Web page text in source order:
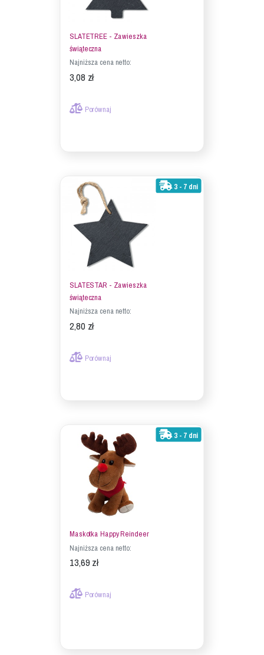
SLATETREE - Zawieszka
świąteczna
Najniższa cena netto:
3,08 zł
Porównaj
3 - 7 dni
SLATESTAR - Zawieszka
świąteczna
Najniższa cena netto:
2,80 zł
Porównaj
3 - 7 dni
Maskotka Happy Reindeer
Najniższa cena netto:
13,69 zł
Porównaj